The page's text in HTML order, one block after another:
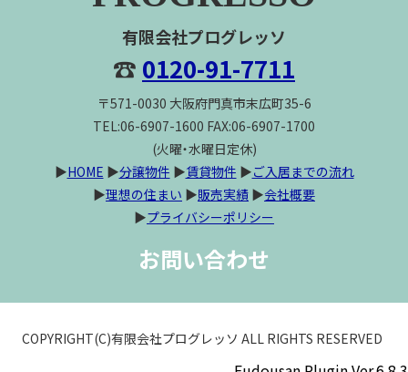
有限会社プログレッソ
☎ 0120-91-7711
〒571-0030 大阪府門真市末広町35-6
TEL:06-6907-1600 FAX:06-6907-1700
(火曜・水曜日定休)
▶HOME ▶分譲物件 ▶賃貸物件 ▶ご入居までの流れ
▶理想の住まい ▶販売実績 ▶会社概要
▶プライバシーポリシー
お問い合わせ
COPYRIGHT(C)有限会社プログレッソ ALL RIGHTS RESERVED